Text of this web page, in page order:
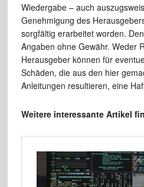
Wiedergabe – auch
Genehmigung des
sorgfältig erarbeitet worden.
Angaben ohne Gewähr. Weder
Herausgeber können für
Schäden, die aus den hier
Anleitungen resultieren, eine
Weitere interessante Artikel